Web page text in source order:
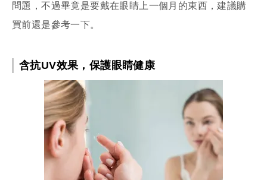
問題，不過畢竟是要戴在眼睛上一個月的東西，建議購
買前還是參考一下。
含抗UV效果，保護眼睛健康